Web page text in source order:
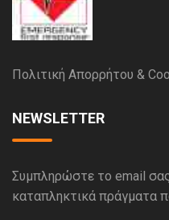
Πολιτική Απορρήτου &
NEWSLETTER
Συμπληρώστε το email
καταπληκτικά πράγματα